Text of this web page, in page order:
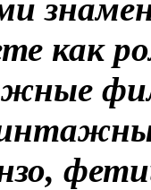
как